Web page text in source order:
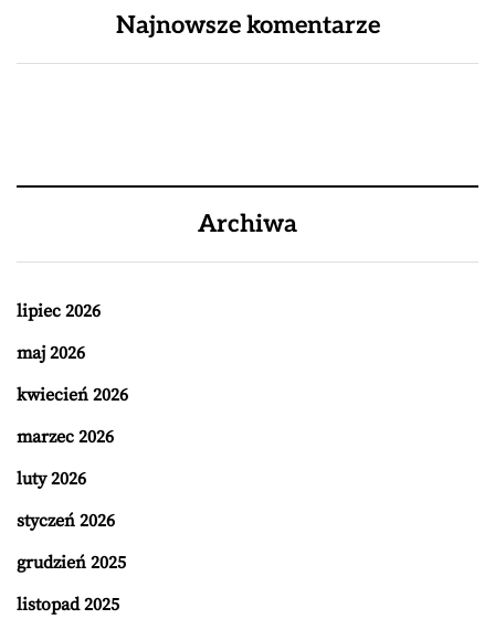
Najnowsze komentarze
Archiwa
lipiec 2026
maj 2026
kwiecień 2026
marzec 2026
luty 2026
styczeń 2026
grudzień 2025
listopad 2025